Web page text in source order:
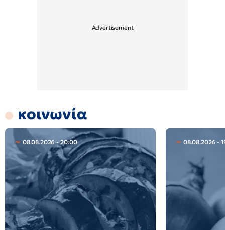
κοινωνία
08.08.2026 - 20:00 08.08.2026 -